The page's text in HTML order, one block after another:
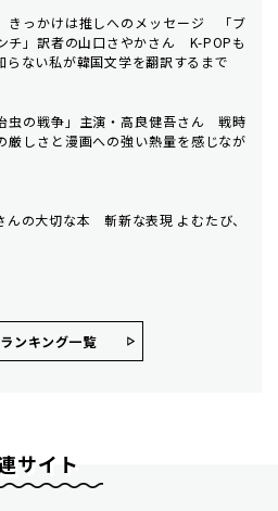
きっかけは推しへのメッセージ 「ブ
チ」訳者の山口さやかさん K-POPも
らない私が韓国文学を翻訳するまで
虫の戦争」主演・高良健吾さん 戦時
厳しさと漫画への強い熱量を感じなが
んの大切な本 斬新な表現 よむたび、
ンキング⼀覧
サイト